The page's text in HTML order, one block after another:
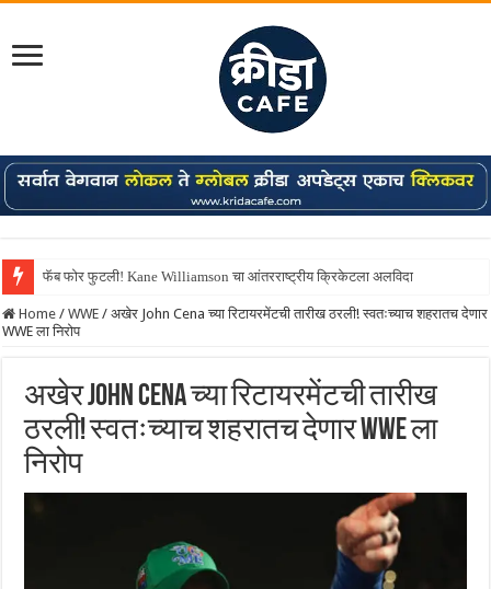
फॅब फोर फुटली! Kane Williamson चा आंतरराष्ट्रीय क्रिकेटला अलविदा
Home / WWE / अखेर John Cena च्या रिटायरमेंटची तारीख ठरली! स्वतःच्याच शहरातच देणार
WWE ला निरोप
अखेर John Cena च्या रिटायरमेंटची तारीख
ठरली! स्वतःच्याच शहरातच देणार WWE ला
निरोप